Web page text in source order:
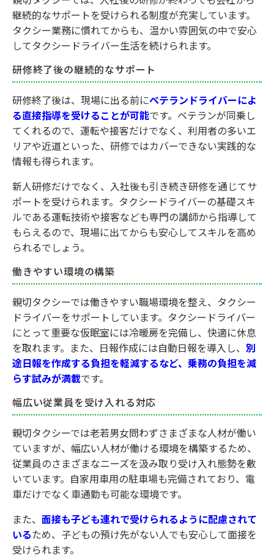
継続的なサポートを受けられる制度が充実しています。
タクシー業務に慣れてからも、温かい雰囲気の中で安心
してタクシードライバー生活を続けられます。
研修終了後の継続的なサポート
研修終了後は、現場に出る前にベテランドライバーによ
る直接指導を受けることが可能です。ベテランが同乗し
てくれるので、運転や接客だけでなく、利用者の多いエ
リアや近道といった、研修ではカバーできない実践的な
情報も得られます。
新人研修だけでなく、入社後も引き続き研修を通じてサ
ポートを受けられます。タクシードライバーの基礎スキ
ルである運転技術や接客なども専門の講師から指導して
もらえるので、現場に出てからも安心してスキルを高め
られるでしょう。
働きやすい環境の構築
親切タクシーでは働きやすい職場環境を整え、タクシー
ドライバーをサポートしています。タクシードライバー
にとって重要な仮眠室には冷暖房を完備し、快適に休息
を取れます。また、日報作成には自動日報を導入し、 別
途日報を作成する負担を軽減するなど、乗務の負担を減
らす試みが満載です。
幅広い従業員を受け入れる対応
親切タクシーでは老若男女問わずさまざまな人材が働い
ていますが、幅広い人材が働ける環境を構築するため、
従業員のさまざまなニーズを汲み取り受け入れ態勢を敷
いています。自家用車用の駐車場も完備されており、電
車だけでなく車通勤も可能な環境です。
また、 面接も子ども連れで受けられるように配慮されて
いるため、子どもの預け先がない人でも安心して面接を
受けられます。